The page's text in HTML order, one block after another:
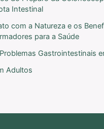
Intestinal
com a Natureza e os
para a Saúde
Gastrointestinais
Adultos